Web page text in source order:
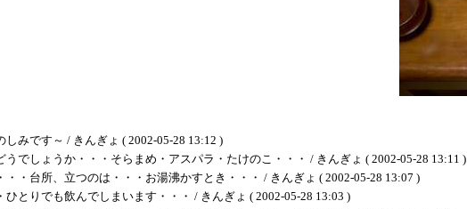
みです～ / きんぎょ ( 2002-05-28 13:12 )
でしょうか・・・そらまめ・アスパラ・たけのこ・・・ / きんぎょ ( 2002-05-28 13:11 )
・台所、立つのは・・・お湯沸かすとき・・・ / きんぎょ ( 2002-05-28 13:07 )
とりでも飲んでしまいます・・・ / きんぎょ ( 2002-05-28 13:03 )